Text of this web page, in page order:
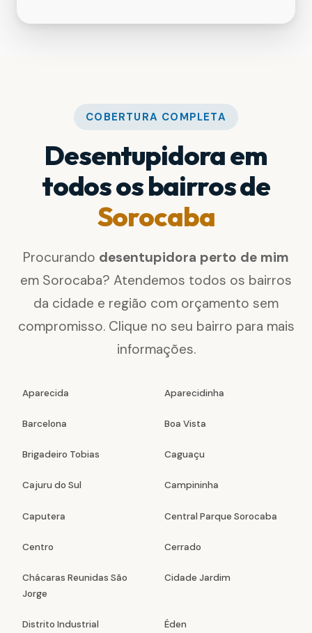
COBERTURA COMPLETA
Desentupidora em
todos os bairros de
Sorocaba
Procurando desentupidora perto de mim
em Sorocaba? Atendemos todos os bairros
da cidade e região com orçamento sem
compromisso. Clique no seu bairro para mais
informações.
Aparecida Aparecidinha
Barcelona Boa Vista
Brigadeiro Tobias Caguaçu
Cajuru do Sul Campininha
Caputera Central Parque Sorocaba
Centro Cerrado
Chácaras Reunidas São
Jorge
Cidade Jardim
Distrito Industrial Éden